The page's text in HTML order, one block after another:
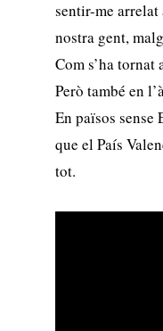
sentir-me
nostra gent,
Com s’ha
Però també en
En països sense
que el País
tot.